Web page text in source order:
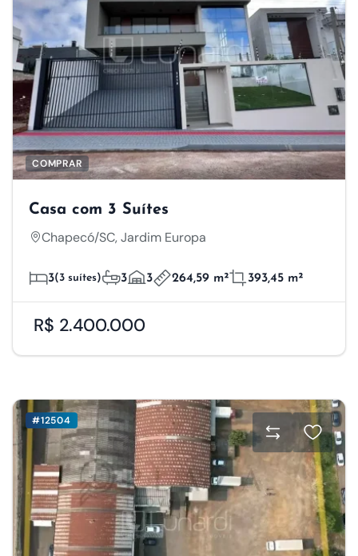
COMPRAR
Casa com 3 Suítes
Chapecó/SC, Jardim Europa
3(3 suítes) 3 3 264,59 m² 393,45 m²
R$ 2.400.000
#12504